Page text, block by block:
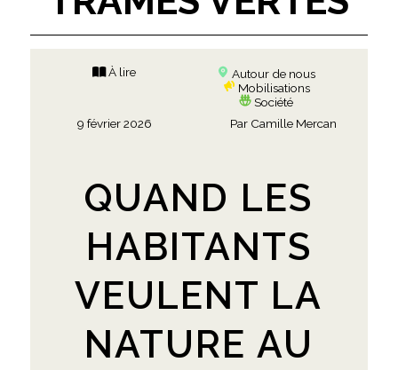
À lire
Autour de nous
Mobilisations
Société
9 février 2026
Par Camille Mercan
QUAND LES
HABITANTS
VEULENT LA
NATURE AU